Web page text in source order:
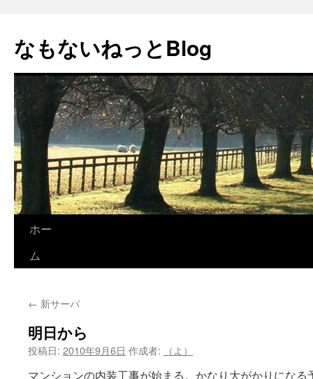
テ
ン
ス
キ
ッ
プ
なもないねっとBlog
ホー
ム
← 新サーバ
明日から
投稿日: 2010年9月6日 作成者:
（よ）
マンションの内装工事が始まる。かなり大がかりになる